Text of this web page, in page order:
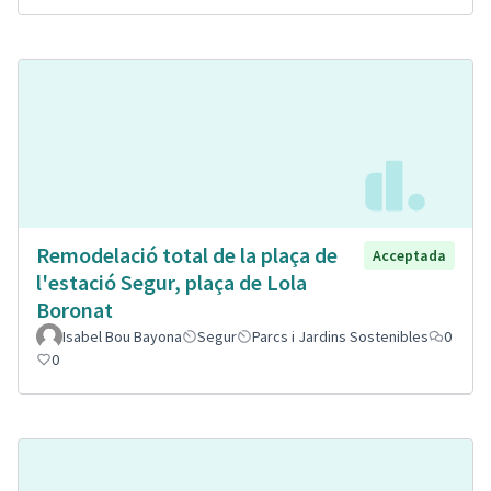
Remodelació total de la plaça de
l'estació Segur, plaça de Lola
Boronat
Acceptada
Isabel Bou Bayona Segur Parcs i Jardins Sostenibles
0
0